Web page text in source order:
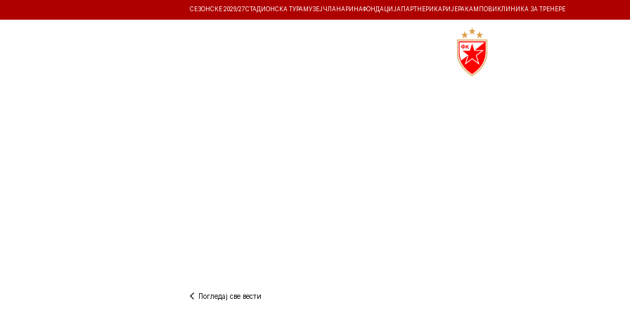
СЕЗОНСКЕ 2026/27СТАДИОНСКА ТУРА МУЗЕЈ ЧЛАНАРИНАФОНДАЦИЈА ПАРТНЕРИ КАРИЈЕРА КАМПОВИ КЛИНИКА ЗА ТРЕНЕРЕ
Погледај све вести